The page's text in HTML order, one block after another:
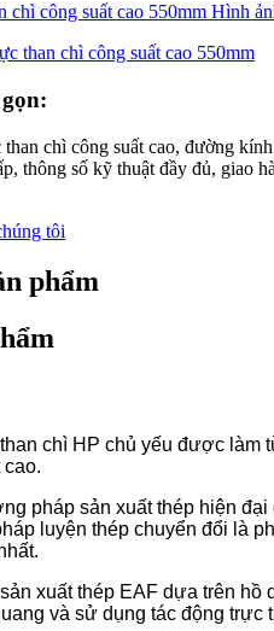
chì công suất cao, đường
thông số kỹ thuật đầy đủ, giao
tôi
phẩm
chì HP chủ yếu được làm
cao.
pháp sản xuất thép hiện
luyện thép chuyển đổi là
xuất thép EAF dựa trên
và sử dụng tác động trực